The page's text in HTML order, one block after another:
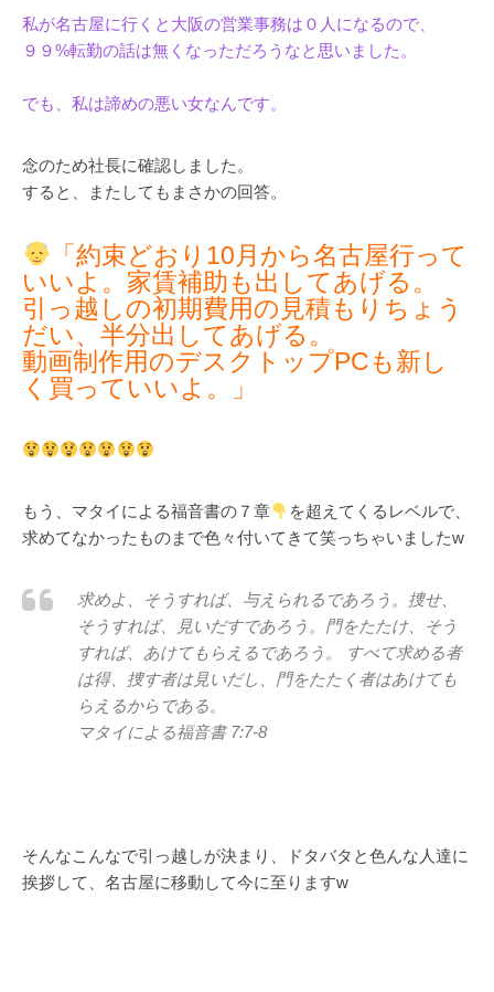
私が名古屋に行くと大阪の営業事務は０人になるので、
９９%転勤の話は無くなっただろうなと思いました。
でも、私は諦めの悪い女なんです。
念のため社長に確認しました。
すると、またしてもまさかの回答。
「約束どおり10月から名古屋行って
いいよ。家賃補助も出してあげる。
引っ越しの初期費用の見積もりちょう
だい、半分出してあげる。
動画制作用のデスクトップPCも新し
く買っていいよ。」
もう、マタイによる福音書の７章
を超えてくるレベルで、
求めてなかったものまで色々付いてきて笑っちゃいましたw
求めよ、そうすれば、与えられるであろう。捜せ、
そうすれば、見いだすであろう。門をたたけ、そう
すれば、あけてもらえるであろう。 すべて求める者
は得、捜す者は見いだし、門をたたく者はあけても
らえるからである。
マタイによる福音書 7:7-8
そんなこんなで引っ越しが決まり、ドタバタと色んな人達に
挨拶して、名古屋に移動して今に至りますw